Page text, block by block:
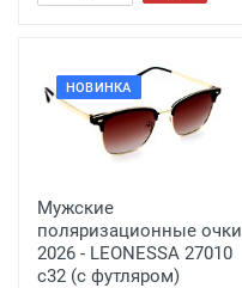
НОВИНКА
Мужские
поляризационные очки
2026 - LEONESSA 27010
с32 (с футляром)